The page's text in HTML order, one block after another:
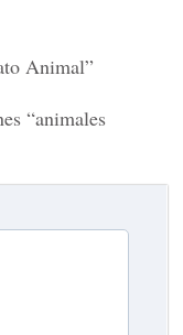
Animal”
“animales